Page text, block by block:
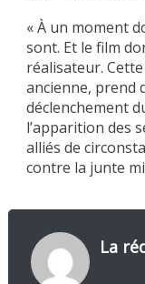
« À un moment
sont. Et le film
réalisateur.
ancienne, prend
déclenchement
l’apparition des
alliés de
contre la junte
La